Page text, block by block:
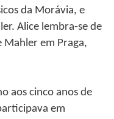
da Morávia, e
Alice lembra-se de
Mahler em Praga,
aos cinco anos de
em